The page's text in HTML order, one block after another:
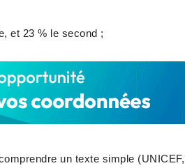
et 23 % le second ;
un texte simple